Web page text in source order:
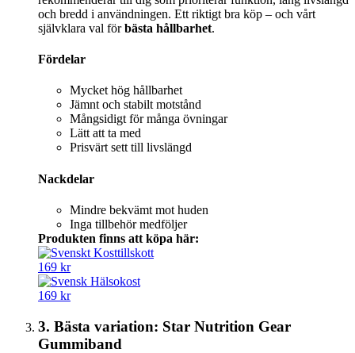
och bredd i användningen. Ett riktigt bra köp – och vårt
självklara val förbästa hållbarhet.
Fördelar
Mycket hög hållbarhet
Jämnt och stabilt motstånd
Mångsidigt för många övningar
Lätt att ta med
Prisvärt sett till livslängd
Nackdelar
Mindre bekvämt mot huden
Inga tillbehör medföljer
Produkten finns att köpa här:
169 kr
169 kr
3. Bästa variation: Star Nutrition Gear
Gummiband